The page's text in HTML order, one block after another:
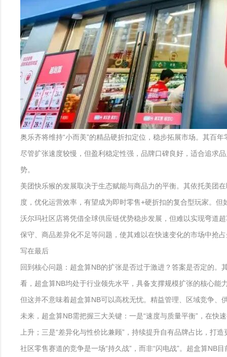
奥乐齐将维持“小而美”的精品硬折扣定位，稳步拓展市场。其百
尽管扩张速度较慢，但盈利稳定性强，品牌口碑良好，适合追求
势。
美团快乐猴的发展取决于生态赋能与商品力的平衡。其依托美团
度，优化运营效率，有望成为即时零售+硬折扣的复合型玩家。
沃尔玛社区店将凭借全球供应链优势稳步发展，但难以实现弯道
保守、商品差异化不足等问题，使其难以在快速变化的市场中抢
写在最后
回到核心问题：超盒算NB的扩张是否过于激进？答案是否定的
看，超盒算NB均处于行业领先水平，具备支撑规模扩张的核心能
但这并不意味着超盒算NB可以高枕无忧。精益管理、区域竞争
未来，超盒算NB需把握三大关键：一是“速度与质量平衡”，在
上升；三是“差异化与性价比兼顾”，持续提升自有品牌占比，打
社区零售赛道的竞争是一场“持久战”，而非“闪电战”。超盒算